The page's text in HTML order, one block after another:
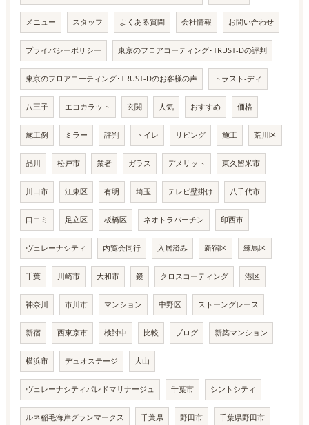
メニュー スタッフ よくある質問 会社情報 お問い合わせ
プライバシーポリシー 東京のフロアコーティング･TRUST-Dの評判
東京のフロアコーティング･TRUST-Dのお客様の声 トラスト-ディ
八王子 エコカラット 玄関 人気 おすすめ 価格
施工例 ミラー 評判 トイレ リビング 施工 荒川区
品川 松戸市 業者 ガラス デメリット 東久留米市
川口市 江東区 有明 埼玉 テレビ壁掛け 八千代市
口コミ 足立区 板橋区 ネオトラバーチン 印西市
ヴェレーナシティ 内覧会同行 入居済み 新宿区 練馬区
千葉 川崎市 大和市 鏡 クロスコーティング 港区
神奈川 市川市 マンション 中野区 ストーングレース
新宿 西東京市 検討中 比較 ブログ 新築マンション
横浜市 デュオステージ 大山
ヴェレーナシティパレドマリナージュ 千葉市 シントシティ
ルネ稲毛海岸グランマークス 千葉県 野田市 千葉県野田市